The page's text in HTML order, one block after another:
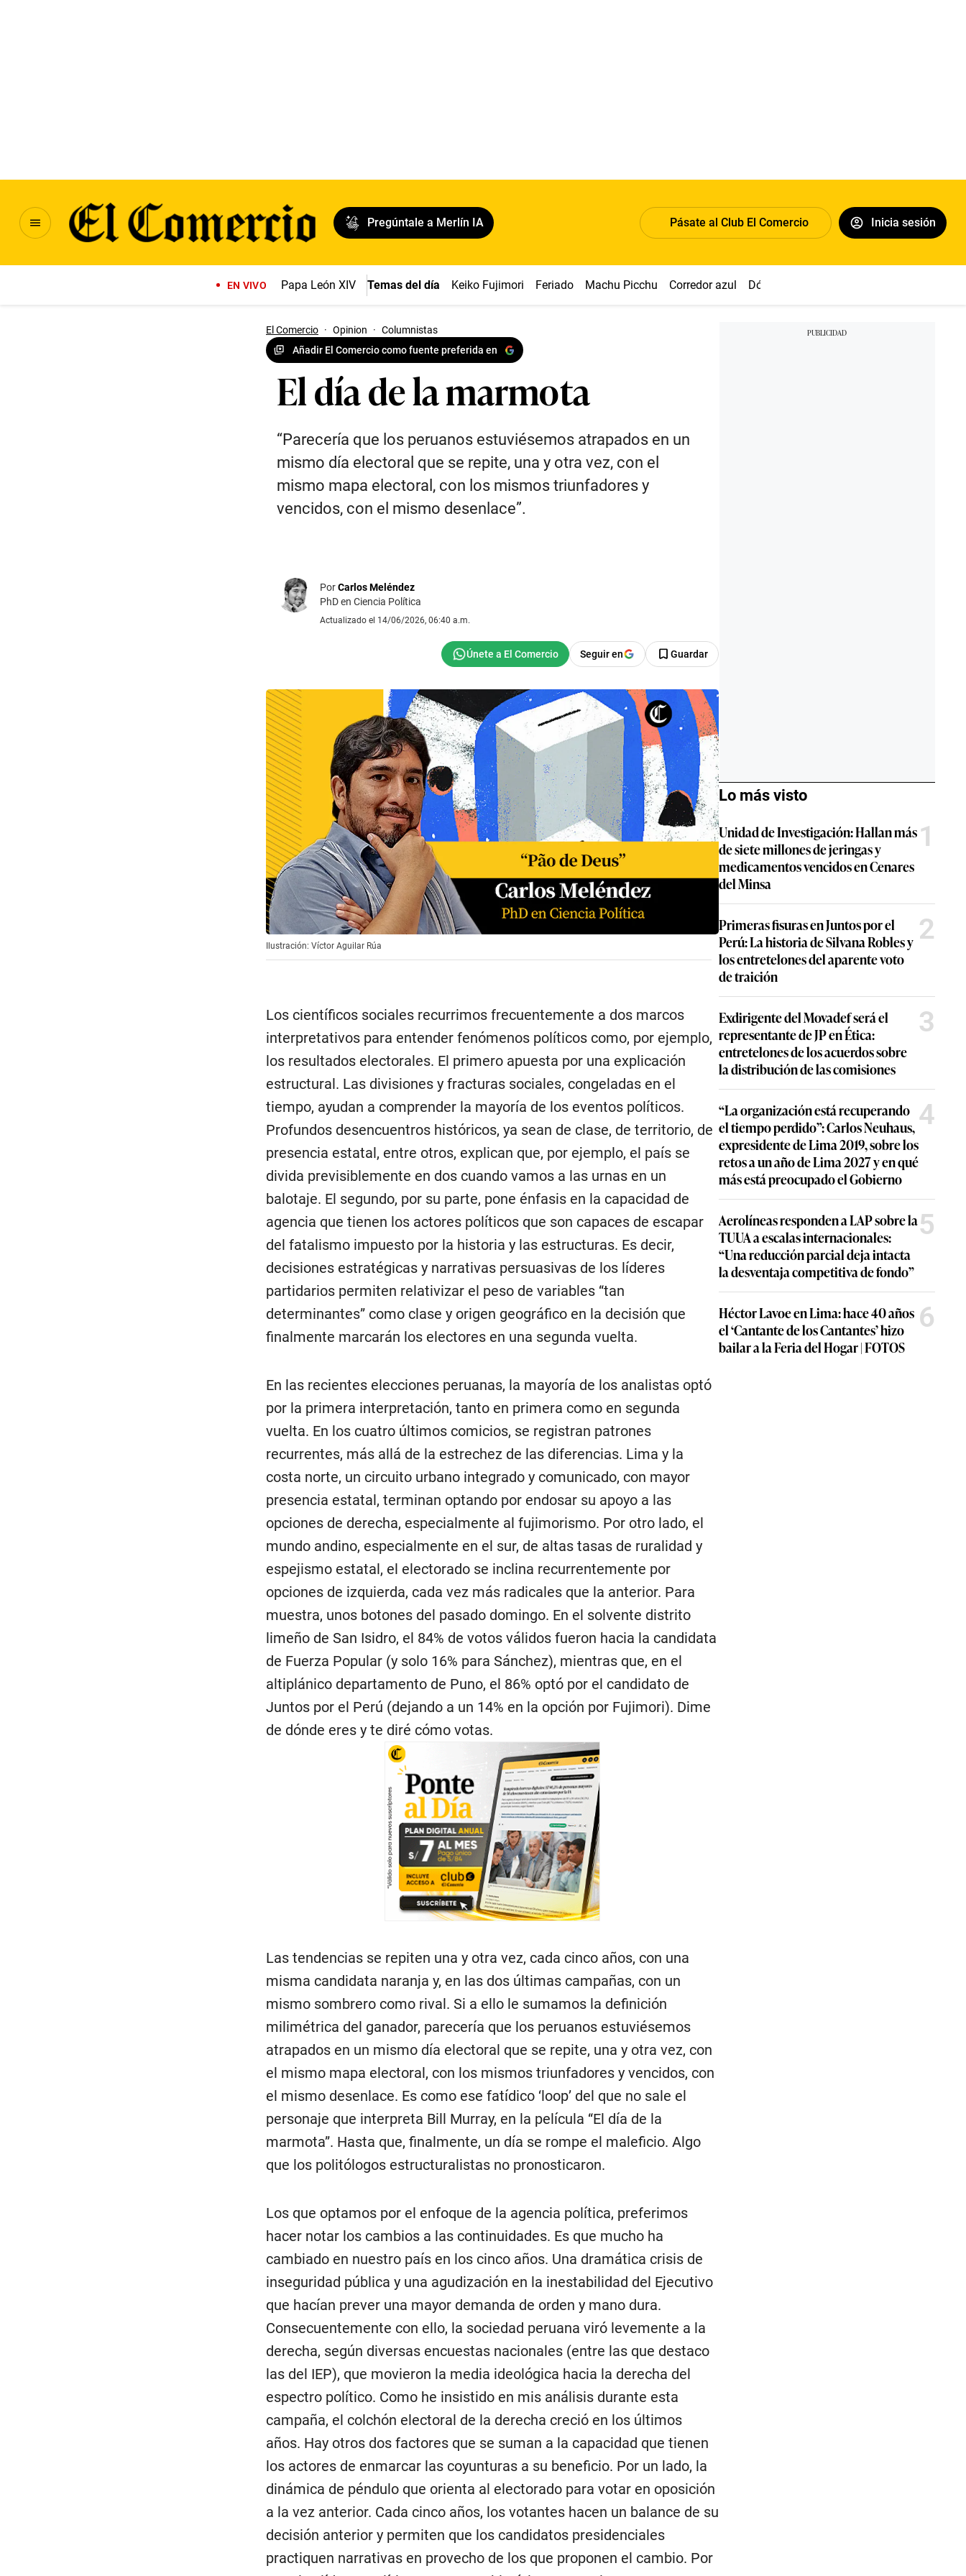
Pregúntale a Merlín IA Pásate al Club El Comercio Inicia sesión
EN VIVO Papa León XIV Temas del día Keiko Fujimori Feriado Machu Picchu Corredor azul Dólar
El Comercio · Opinion · Columnistas
Añadir El Comercio como fuente preferida en
El día de la marmota
“Parecería que los peruanos estuviésemos atrapados en un
mismo día electoral que se repite, una y otra vez, con el
mismo mapa electoral, con los mismos triunfadores y
vencidos, con el mismo desenlace”.
PorCarlos Meléndez
PhD en Ciencia Política
Actualizado el 14/06/2026, 06:40 a.m.
Seguir en Guardar
Ilustración: Víctor Aguilar Rúa
Los científicos sociales recurrimos frecuentemente a dos marcos
interpretativos para entender fenómenos políticos como, por ejemplo,
los resultados electorales. El primero apuesta por una explicación
estructural. Las divisiones y fracturas sociales, congeladas en el
tiempo, ayudan a comprender la mayoría de los eventos políticos.
Profundos desencuentros históricos, ya sean de clase, de territorio, de
presencia estatal, entre otros, explican que, por ejemplo, el país se
divida previsiblemente en dos cuando vamos a las urnas en un
balotaje. El segundo, por su parte, pone énfasis en la capacidad de
agencia que tienen los actores políticos que son capaces de escapar
del fatalismo impuesto por la historia y las estructuras. Es decir,
decisiones estratégicas y narrativas persuasivas de los líderes
partidarios permiten relativizar el peso de variables “tan
determinantes” como clase y origen geográfico en la decisión que
finalmente marcarán los electores en una segunda vuelta.
En las recientes elecciones peruanas, la mayoría de los analistas optó
por la primera interpretación, tanto en primera como en segunda
vuelta. En los cuatro últimos comicios, se registran patrones
recurrentes, más allá de la estrechez de las diferencias. Lima y la
costa norte, un circuito urbano integrado y comunicado, con mayor
presencia estatal, terminan optando por endosar su apoyo a las
opciones de derecha, especialmente al fujimorismo. Por otro lado, el
mundo andino, especialmente en el sur, de altas tasas de ruralidad y
espejismo estatal, el electorado se inclina recurrentemente por
opciones de izquierda, cada vez más radicales que la anterior. Para
muestra, unos botones del pasado domingo. En el solvente distrito
limeño de San Isidro, el 84% de votos válidos fueron hacia la candidata
de Fuerza Popular (y solo 16% para Sánchez), mientras que, en el
altiplánico departamento de Puno, el 86% optó por el candidato de
Juntos por el Perú (dejando a un 14% en la opción por Fujimori). Dime
de dónde eres y te diré cómo votas.
Las tendencias se repiten una y otra vez, cada cinco años, con una
misma candidata naranja y, en las dos últimas campañas, con un
mismo sombrero como rival. Si a ello le sumamos la definición
milimétrica del ganador, parecería que los peruanos estuviésemos
atrapados en un mismo día electoral que se repite, una y otra vez, con
el mismo mapa electoral, con los mismos triunfadores y vencidos, con
el mismo desenlace. Es como ese fatídico ‘loop’ del que no sale el
personaje que interpreta Bill Murray, en la película “El día de la
marmota”. Hasta que, finalmente, un día se rompe el maleficio. Algo
que los politólogos estructuralistas no pronosticaron.
Los que optamos por el enfoque de la agencia política, preferimos
hacer notar los cambios a las continuidades. Es que mucho ha
cambiado en nuestro país en los cinco años. Una dramática crisis de
inseguridad pública y una agudización en la inestabilidad del Ejecutivo
que hacían prever una mayor demanda de orden y mano dura.
Consecuentemente con ello, la sociedad peruana viró levemente a la
derecha, según diversas encuestas nacionales (entre las que destaco
las del IEP), que movieron la media ideológica hacia la derecha del
espectro político. Como he insistido en mis análisis durante esta
campaña, el colchón electoral de la derecha creció en los últimos
años. Hay otros dos factores que se suman a la capacidad que tienen
los actores de enmarcar las coyunturas a su beneficio. Por un lado, la
dinámica de péndulo que orienta al electorado para votar en oposición
a la vez anterior. Cada cinco años, los votantes hacen un balance de su
decisión anterior y permiten que los candidatos presidenciales
practiquen narrativas en provecho de los que proponen el cambio. Por
Lo más visto
Unidad de Investigación: Hallan más
de siete millones de jeringas y
medicamentos vencidos en Cenares
del Minsa
1
Primeras fisuras en Juntos por el
Perú: La historia de Silvana Robles y
los entretelones del aparente voto
de traición
2
Exdirigente del Movadef será el
representante de JP en Ética:
entretelones de los acuerdos sobre
la distribución de las comisiones
3
“La organización está recuperando
el tiempo perdido”: Carlos Neuhaus,
expresidente de Lima 2019, sobre los
retos a un año de Lima 2027 y en qué
más está preocupado el Gobierno
4
Aerolíneas responden a LAP sobre la
TUUA a escalas internacionales:
“Una reducción parcial deja intacta
la desventaja competitiva de fondo”
5
Héctor Lavoe en Lima: hace 40 años
el ‘Cantante de los Cantantes’ hizo
bailar a la Feria del Hogar | FOTOS
6